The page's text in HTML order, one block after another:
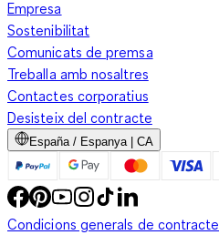
Empresa
Sostenibilitat
Comunicats de premsa
Treballa amb nosaltres
Contactes corporatius
Desisteix del contracte
España / Espanya | CA
Condicions generals de contracte